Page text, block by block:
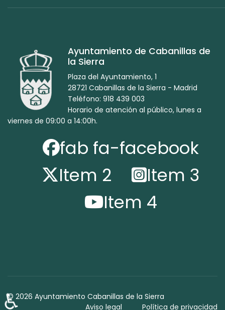
Ayuntamiento de Cabanillas de
la Sierra
Plaza del Ayuntamiento, 1
28721 Cabanillas de la Sierra - Madrid
Teléfono: 918 439 003
Horario de atención al público, lunes a
viernes de 09:00 a 14:00h.
fab fa-facebook
Item 2
Item 3
Item 4
© 2026 Ayuntamiento Cabanillas de la Sierra
Aviso legal
Política de privacidad